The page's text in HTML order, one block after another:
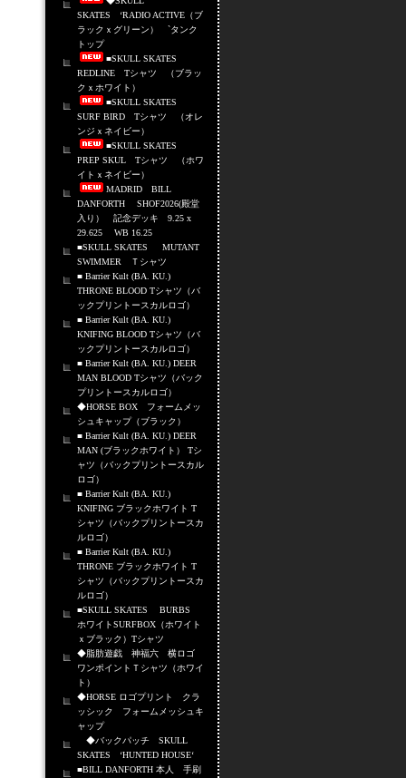
SKATES ‘RADIO ACTIVE（ブ
ラックｘグリーン） `タンク
トップ
■SKULL SKATES
REDLINE Tシャツ （ブラッ
クｘホワイト）
■SKULL SKATES
SURF BIRD Tシャツ （オレ
ンジｘネイビー）
■SKULL SKATES
PREP SKUL Tシャツ （ホワ
イトｘネイビー）
MADRID BILL
DANFORTH SHOF2026(殿堂
入り） 記念デッキ 9.25 x
29.625 WB 16.25
■SKULL SKATES MUTANT
SWIMMER Ｔシャツ
■ Barrier Kult (BA. KU.)
THRONE BLOOD Tシャツ（バ
ックプリントースカルロゴ）
■ Barrier Kult (BA. KU.)
KNIFING BLOOD Tシャツ（バ
ックプリントースカルロゴ）
■ Barrier Kult (BA. KU.) DEER
MAN BLOOD Tシャツ（バック
プリントースカルロゴ）
◆HORSE BOX フォームメッ
シュキャップ（ブラック）
■ Barrier Kult (BA. KU.) DEER
MAN (ブラックホワイト） Tシ
ャツ（バックプリントースカル
ロゴ）
■ Barrier Kult (BA. KU.)
KNIFING ブラックホワイト T
シャツ（バックプリントースカ
ルロゴ）
■ Barrier Kult (BA. KU.)
THRONE ブラックホワイト T
シャツ（バックプリントースカ
ルロゴ）
■SKULL SKATES BURBS
ホワイトSURFBOX（ホワイト
ｘブラック）Tシャツ
◆脂肪遊戯 神福六 横ロゴ
ワンポイントＴシャツ（ホワイ
ト）
◆HORSE ロゴプリント クラ
ッシック フォームメッシュキ
ャップ
◆バックパッチ SKULL
SKATES ‘HUNTED HOUSE‘
■BILL DANFORTH 本人 手刷